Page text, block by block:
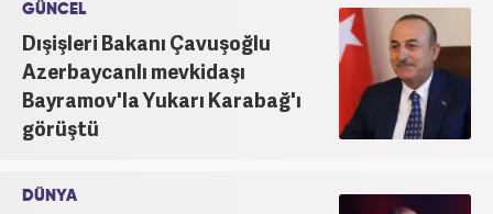
GÜNCEL
Dışişleri Bakanı Çavuşoğlu
Azerbaycanlı mevkidaşı
Bayramov'la Yukarı Karabağ'ı
görüştü
DÜNYA